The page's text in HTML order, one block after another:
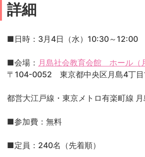
詳細
■日時：3月4日（水）10:30～12:00
■会場： 月島社会教育会館 ホール（
〒104-0052 東京都中央区月島4丁目
都営大江戸線・東京メトロ有楽町線
■参加費：無料
■定員：240名（先着順）